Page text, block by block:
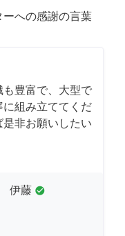
への感謝の言葉
豊富で、大型で
組み立ててくだ
非お願いしたい
伊藤 check_circle